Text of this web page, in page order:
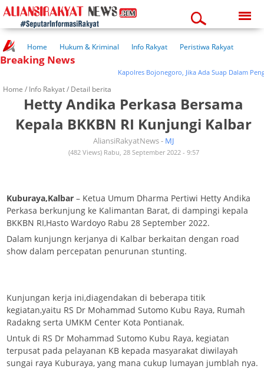
11:59:24 am
Home Hukum & Kriminal Info Rakyat
Peristiwa Rakyat
Kuliner Rakyat
Wisata Rakyat
Breaking News
Kapolres Bojonegoro, Jika Ada Suap Dalam
Home / Info Rakyat/ Detail berita
Hetty Andika Perkasa Bersama
Kepala BKKBN RI Kunjungi Kalbar
AliansiRakyatNews - MJ
(482 Views) Rabu, 28 September 2022 - 9:57
Kuburaya,Kalbar – Ketua Umum Dharma Pertiwi Hetty Andika
Perkasa berkunjung ke Kalimantan Barat, di dampingi kepala
BKKBN RI,Hasto Wardoyo Rabu 28 September 2022.
Dalam kunjungn kerjanya di Kalbar berkaitan dengan road
show dalam percepatan penurunan stunting.
Kunjungan kerja ini,diagendakan di beberapa titik
kegiatan,yaitu RS Dr Mohammad Sutomo Kubu Raya, Rumah
Radakng serta UMKM Center Kota Pontianak.
Untuk di RS Dr Mohammad Sutomo Kubu Raya, kegiatan
terpusat pada pelayanan KB kepada masyarakat diwilayah
sungai raya Kuburaya, yang mana cukup lumayan jumblah nya.